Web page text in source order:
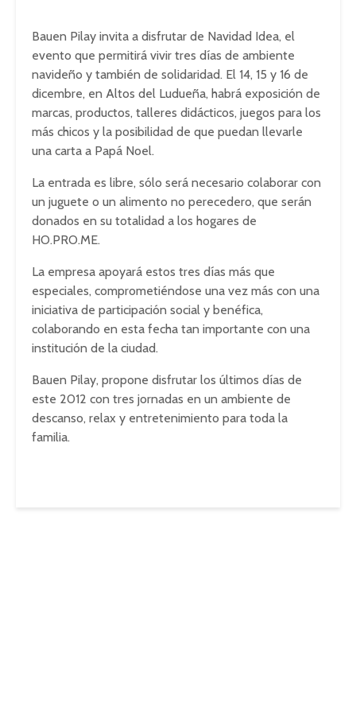
Bauen Pilay invita a disfrutar de Navidad Idea, el
evento que permitirá vivir tres días de ambiente
navideño y también de solidaridad. El 14, 15 y 16 de
dicembre, en Altos del Ludueña, habrá exposición de
marcas, productos, talleres didácticos, juegos para los
más chicos y la posibilidad de que puedan llevarle
una carta a Papá Noel.
La entrada es libre, sólo será necesario colaborar con
un juguete o un alimento no perecedero, que serán
donados en su totalidad a los hogares de
HO.PRO.ME.
La empresa apoyará estos tres días más que
especiales, comprometiéndose una vez más con una
iniciativa de participación social y benéfica,
colaborando en esta fecha tan importante con una
institución de la ciudad.
Bauen Pilay, propone disfrutar los últimos días de
este 2012 con tres jornadas en un ambiente de
descanso, relax y entretenimiento para toda la
familia.